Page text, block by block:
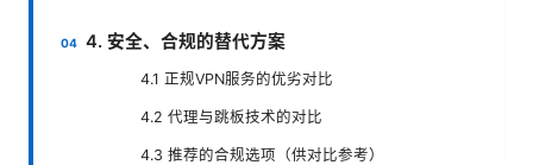
4. 安全、合规的替代方案
4.1 正规VPN服务的优劣对比
4.2 代理与跳板技术的对比
4.3 推荐的合规选项（供对比参考）